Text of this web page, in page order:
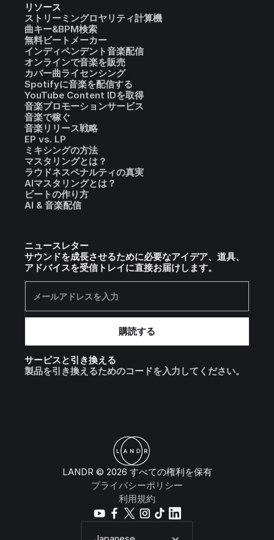
リソース
ストリーミングロヤリティ計算機
曲キー&BPM検索
無料ビートメーカー
インディペンデント音楽配信
オンラインで音楽を販売
カバー曲ライセンシング
Spotifyに音楽を配信する
YouTube Content IDを取得
音楽プロモーションサービス
音楽で稼ぐ
音楽リリース戦略
EP vs. LP
ミキシングの方法
マスタリングとは？
ラウドネスペナルティの真実
AIマスタリングとは？
ビートの作り方
AI & 音楽配信
ニュースレター
サウンドを成長させるために必要なアイデア、道具、
アドバイスを受信トレイに直接お届けします。
サービスと引き換える
製品を引き換えるためのコードを入力してください。
LANDR © 2026 すべての権利を保有
プライバシーポリシー
利用規約